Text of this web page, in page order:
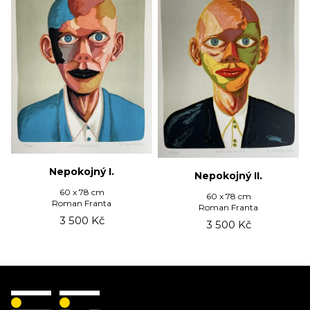
Nepokojný I.
60 x 78 cm
Roman Franta
3 500 Kč
Nepokojný II.
60 x 78 cm
Roman Franta
3 500 Kč